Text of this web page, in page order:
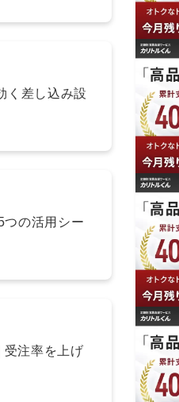
く差し込み設
つの活用シー
受注率を上げ